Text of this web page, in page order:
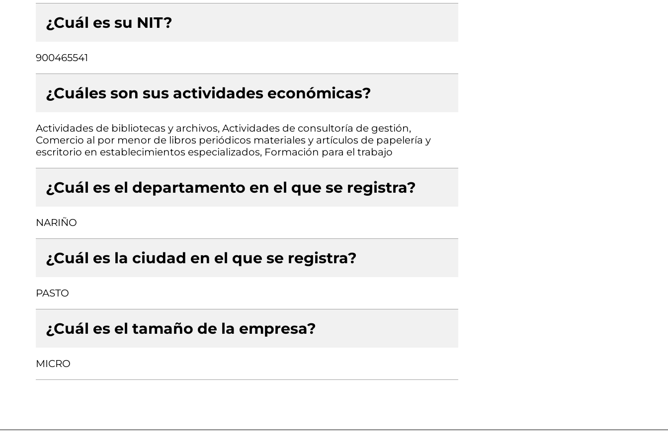
¿Cuál es su NIT?
900465541
¿Cuáles son sus actividades económicas?
Actividades de bibliotecas y archivos, Actividades de consultoría de gestión,
Comercio al por menor de libros periódicos materiales y artículos de papelería y
escritorio en establecimientos especializados, Formación para el trabajo
¿Cuál es el departamento en el que se registra?
NARIÑO
¿Cuál es la ciudad en el que se registra?
PASTO
¿Cuál es el tamaño de la empresa?
MICRO